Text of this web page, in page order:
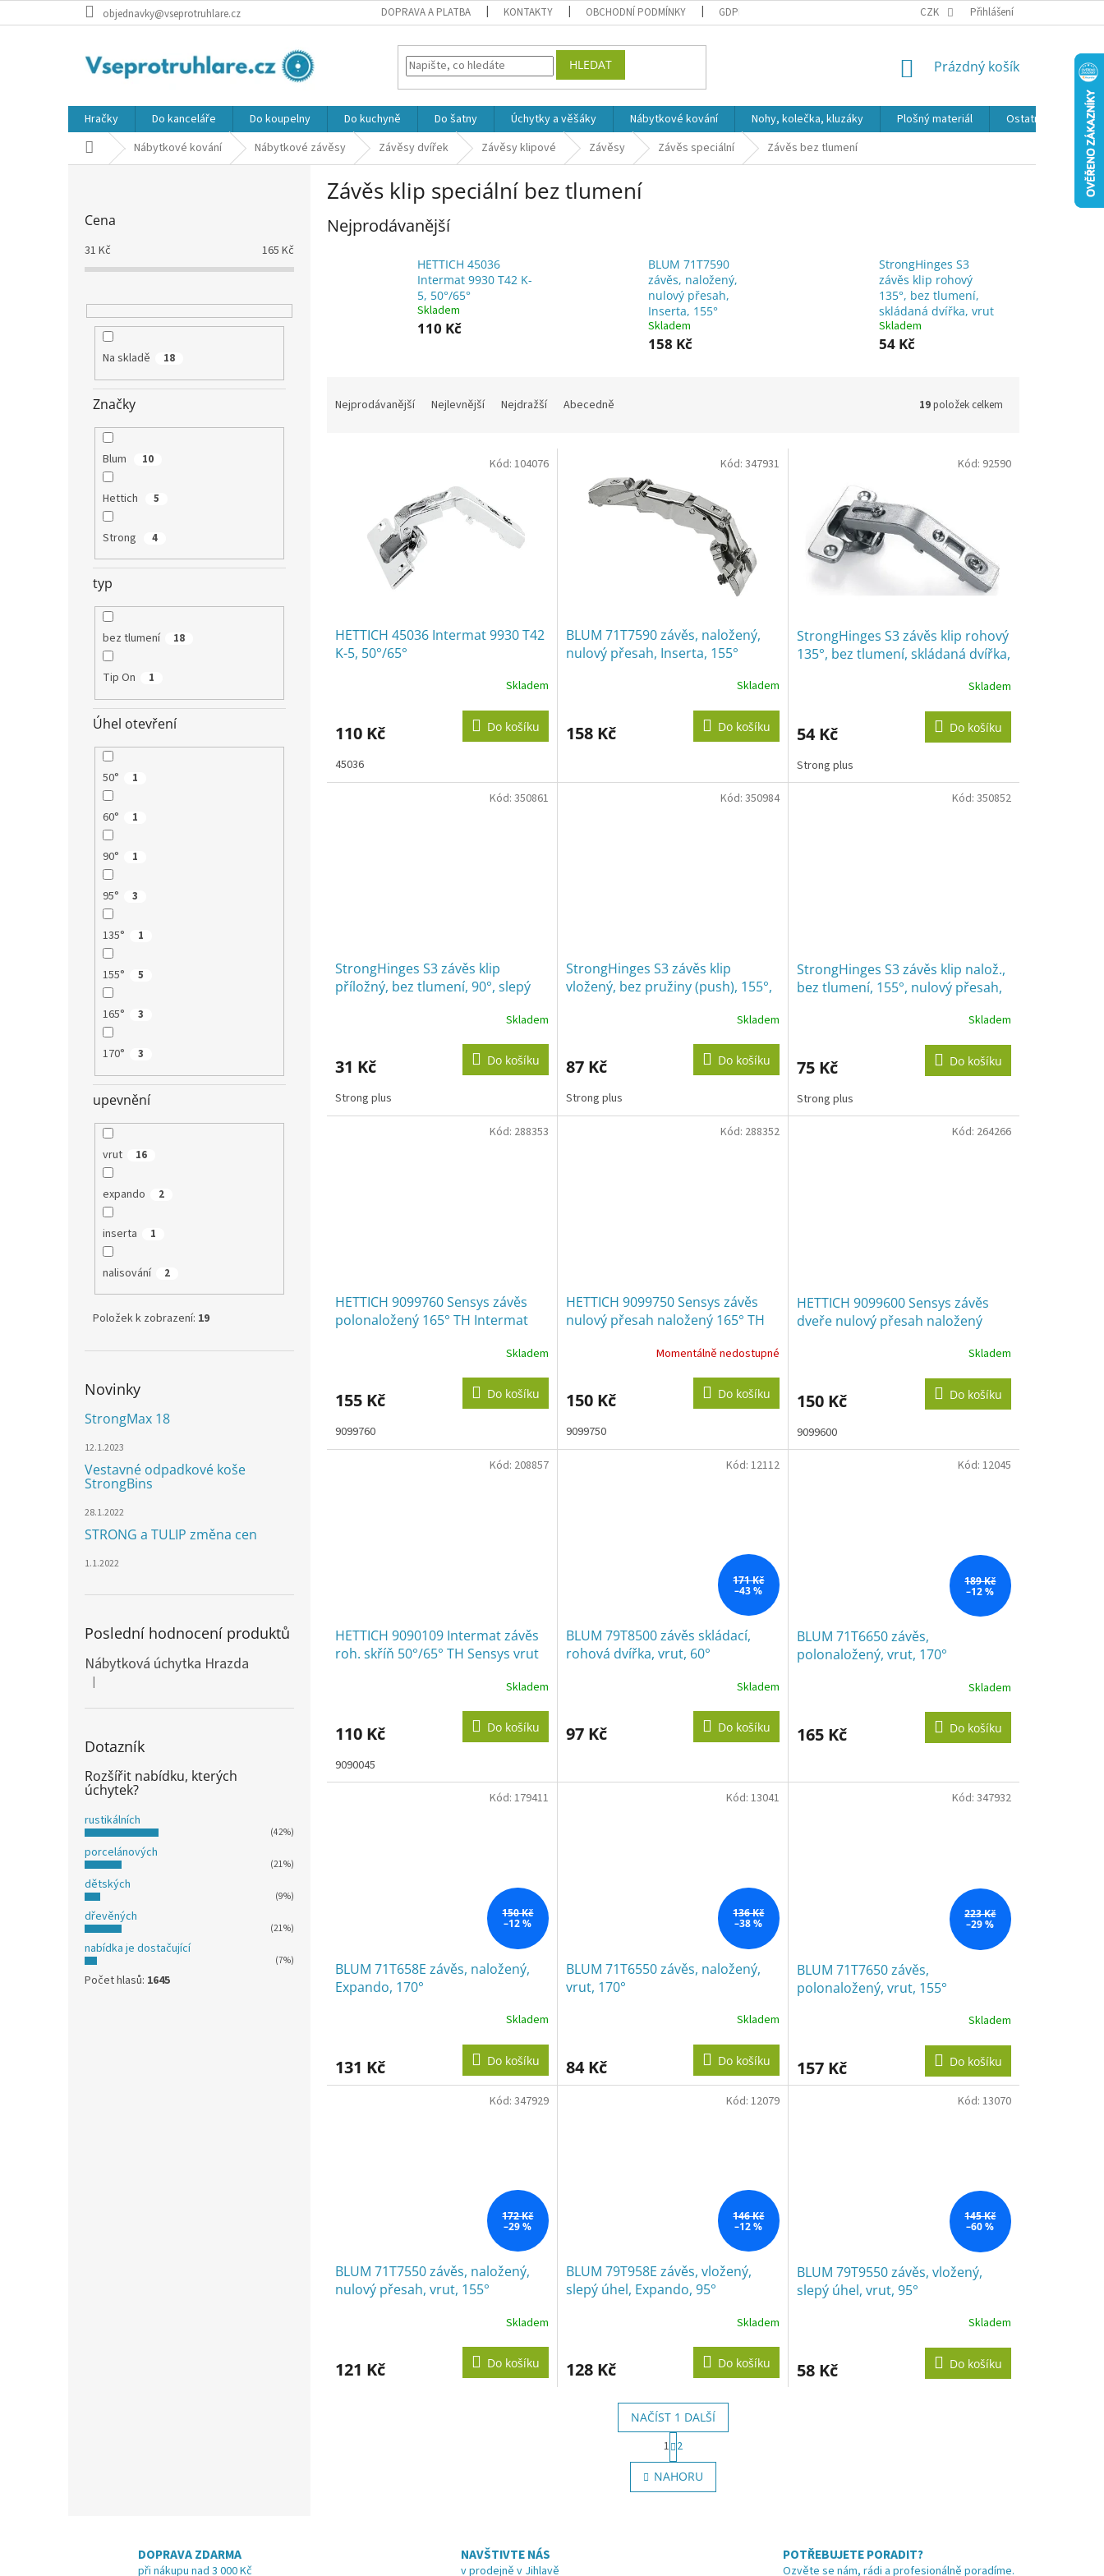
na
objednavky@vseprotruhlare.cz DOPRAVA A PLATBA KONTAKTY OBCHODNÍ PODMÍNKY GDPR CZK Přihlášení
HLEDAT
NÁKUPNÍ
Prázdný košík
Hračky Do kanceláře Do koupelny Do kuchyně Do šatny Úchytky a věšáky Nábytkové kování Nohy, kolečka, kluzáky Plošný materiál Ostatní
Domů Nábytkové kování Nábytkové závěsy Závěsy dvířek Závěsy klipové Závěsy Závěs speciální Závěs bez tlumení
Cena
31 Kč 165 Kč
Na skladě 18
Značky
Blum 10
Hettich 5
Strong 4
typ
bez tlumení 18
Tip On 1
Úhel otevření
50° 1
60° 1
90° 1
95° 3
135° 1
155° 5
165° 3
170° 3
upevnění
vrut 16
expando 2
inserta 1
nalisování 2
Položek k zobrazení: 19
Novinky
StrongMax 18
12.1.2023
Vestavné odpadkové koše
StrongBins
28.1.2022
STRONG a TULIP změna cen
1.1.2022
Poslední hodnocení produktů
Nábytková úchytka Hrazda
Hodnocení produktu je 5 z 5 hvězdiček.
|
Dotazník
Rozšířit nabídku, kterých
úchytek?
rustikálních
(42%)
porcelánových
(21%)
dětských
(9%)
dřevěných
(21%)
nabídka je dostačující
(7%)
Počet hlasů: 1645
Závěs klip speciální bez tlumení
Nejprodávanější
HETTICH 45036
Intermat 9930 T42 K-
5, 50°/65°
Skladem
110 Kč
BLUM 71T7590
závěs, naložený,
nulový přesah,
Inserta, 155°
Skladem
158 Kč
StrongHinges S3
závěs klip rohový
135°, bez tlumení,
skládaná dvířka, vrut
Skladem
54 Kč
Nejprodávanější Nejlevnější Nejdražší Abecedně 19položek celkem
HETTICH 45036 Intermat 9930 T42
K-5, 50°/65°
je
z
5
Skladem
110 Kč Do košíku
45036
Kód: 104076
BLUM 71T7590 závěs, naložený,
nulový přesah, Inserta, 155°
Skladem
158 Kč Do košíku
Kód: 347931
StrongHinges S3 závěs klip rohový
135°, bez tlumení, skládaná dvířka,
je
z
5
Skladem
54 Kč Do košíku
Strong plus
Kód: 92590
StrongHinges S3 závěs klip
příložný, bez tlumení, 90°, slepý
Skladem
31 Kč Do košíku
Strong plus
Kód: 350861
StrongHinges S3 závěs klip
vložený, bez pružiny (push), 155°,
Skladem
87 Kč Do košíku
Strong plus
Kód: 350984
StrongHinges S3 závěs klip nalož.,
bez tlumení, 155°, nulový přesah,
Skladem
75 Kč Do košíku
Strong plus
Kód: 350852
HETTICH 9099760 Sensys závěs
polonaložený 165° TH Intermat
Skladem
155 Kč Do košíku
9099760
Kód: 288353
HETTICH 9099750 Sensys závěs
nulový přesah naložený 165° TH
je
z
5
Momentálně nedostupné
150 Kč Do košíku
9099750
Kód: 288352
HETTICH 9099600 Sensys závěs
dveře nulový přesah naložený
Skladem
150 Kč Do košíku
9099600
Kód: 264266
HETTICH 9090109 Intermat závěs
roh. skříň 50°/65° TH Sensys vrut
Skladem
110 Kč Do košíku
9090045
Kód: 208857
171 Kč
–43 %
BLUM 79T8500 závěs skládací,
rohová dvířka, vrut, 60°
Skladem
97 Kč Do košíku
Kód: 12112
189 Kč
–12 %
BLUM 71T6650 závěs,
polonaložený, vrut, 170°
Skladem
165 Kč Do košíku
Kód: 12045
150 Kč
–12 %
BLUM 71T658E závěs, naložený,
Expando, 170°
Skladem
131 Kč Do košíku
Kód: 179411
136 Kč
–38 %
BLUM 71T6550 závěs, naložený,
vrut, 170°
Skladem
84 Kč Do košíku
Kód: 13041
223 Kč
–29 %
BLUM 71T7650 závěs,
polonaložený, vrut, 155°
Skladem
157 Kč Do košíku
Kód: 347932
172 Kč
–29 %
BLUM 71T7550 závěs, naložený,
nulový přesah, vrut, 155°
Skladem
121 Kč Do košíku
Kód: 347929
146 Kč
–12 %
BLUM 79T958E závěs, vložený,
slepý úhel, Expando, 95°
Skladem
128 Kč Do košíku
Kód: 12079
145 Kč
–60 %
BLUM 79T9550 závěs, vložený,
slepý úhel, vrut, 95°
Skladem
58 Kč Do košíku
Kód: 13070
O
v
l
NAČÍST 1 DALŠÍ
S
t
r
á
n
1 2
NAHORU
DOPRAVA ZDARMA
při nákupu nad 3 000 Kč
NAVŠTIVTE NÁS
v prodejně v Jihlavě
POTŘEBUJETE PORADIT?
Ozvěte se nám, rádi a profesionálně poradíme.